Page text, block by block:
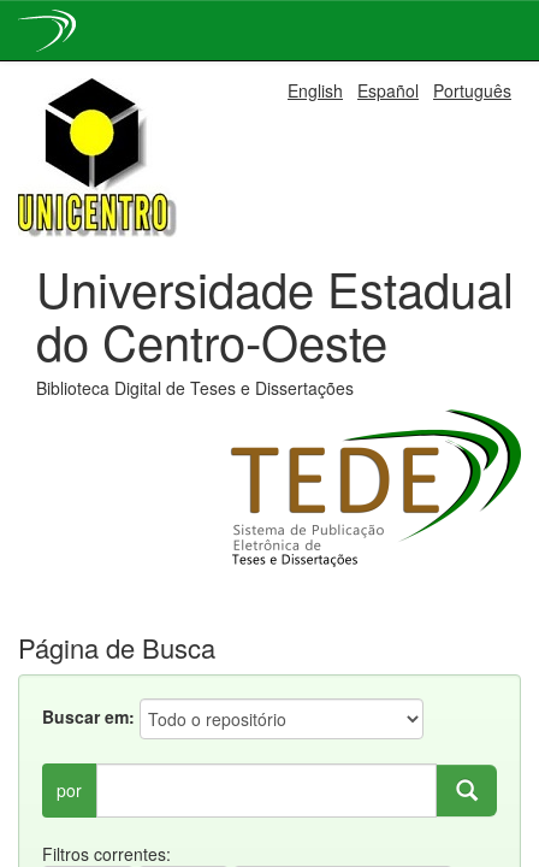
navigation
English Español Português
Universidade Estadual
do Centro-Oeste
Biblioteca Digital de Teses e Dissertações
Página de Busca
Buscar em:
por
Filtros correntes: